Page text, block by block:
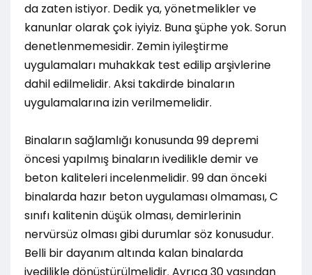
da zaten istiyor. Dedik ya, yönetmelikler ve
kanunlar olarak çok iyiyiz. Buna şüphe yok. Sorun
denetlenmemesidir. Zemin iyileştirme
uygulamaları muhakkak test edilip arşivlerine
dahil edilmelidir. Aksi takdirde binaların
uygulamalarına izin verilmemelidir.
Binaların sağlamlığı konusunda 99 depremi
öncesi yapılmış binaların ivedilikle demir ve
beton kaliteleri incelenmelidir. 99 dan önceki
binalarda hazır beton uygulaması olmaması, C
sınıfı kalitenin düşük olması, demirlerinin
nervürsüz olması gibi durumlar söz konusudur.
Belli bir dayanım altında kalan binalarda